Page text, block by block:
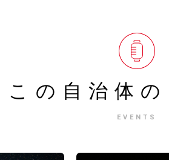
この自治体の
EVENTS